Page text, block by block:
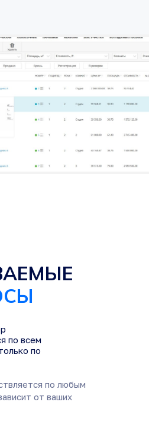
по всем
по
по любым
от ваших